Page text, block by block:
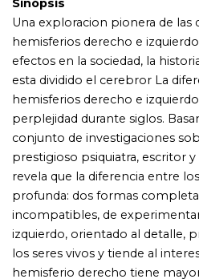
hemisferio derecho tiene mayor
generosidad. McGilchrist propone un
historia de la cultura occidental,
entre estos dos mundos tal y como
pensamiento y las creencias de
desde la antigüedad hasta la